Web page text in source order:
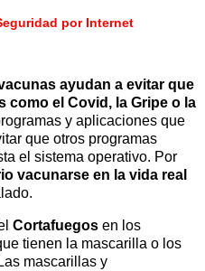
por Internet
ayudan a evitar que
como el Covid, la Gripe o la
y aplicaciones que
que otros programas
el sistema operativo. Por
vacunarse en la vida real
Cortafuegos en los
tienen la mascarilla o los
mascarillas y